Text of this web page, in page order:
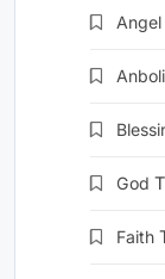
Angel
Anboli
God
Faith